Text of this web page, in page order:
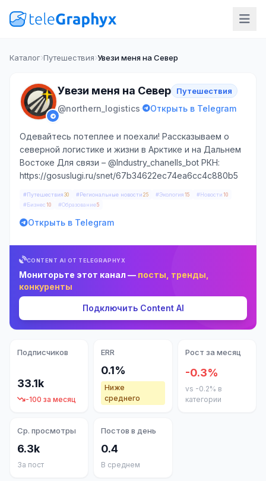
Каталог Путешествия Увези меня на Север
Увези меня на Север Путешествия
@northern_logistics· Открыть в Telegram
Одевайтесь потеплее и поехали! Рассказываем о
северной логистике и жизни в Арктике и на Дальнем
Востоке Для связи – @Industry_chanells_bot РКН:
https://gosuslugi.ru/snet/67b34622ec74ea6cc4c880b5
#Путешествия 30 #Региональные новости 25 #Экология 15 #Новости 10
#Бизнес 10 #Образование5
Открыть в Telegram
CONTENT AI ОТ TELEGRAPHYX
Мониторьте этот канал — посты, тренды,
конкуренты
Подключить Content AI
Подписчиков
33.1k
-100 за месяц
ERR
0.1%
Ниже
среднего
Рост за месяц
-0.3%
vs -0.2% в
категории
Ср. просмотры
6.3k
За пост
Постов в день
0.4
В среднем